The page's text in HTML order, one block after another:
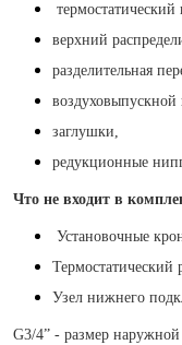
термостатический
верхний
разделительная
воздуховыпускной
заглушки,
редукционные
Что не входит в
Установочные
Термостатический
Узел нижнего
G3/4” - размер